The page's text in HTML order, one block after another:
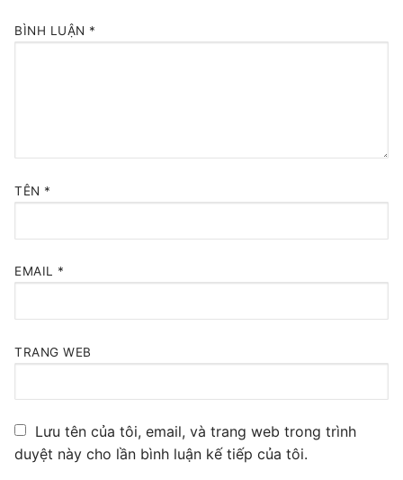
Tổng đài VoIP Yeastar S50
Tổng đài Yeastar Cloud
Tổng đài Yeastar K2
VoIP GSM / 3G / 4G Gateways
E1 / T1 / PRI VoIP Gateway
BÌNH LUẬN *
TÊN *
EMAIL *
TRANG WEB
Lưu tên của tôi, email, và trang web trong trình
duyệt này cho lần bình luận kế tiếp của tôi.